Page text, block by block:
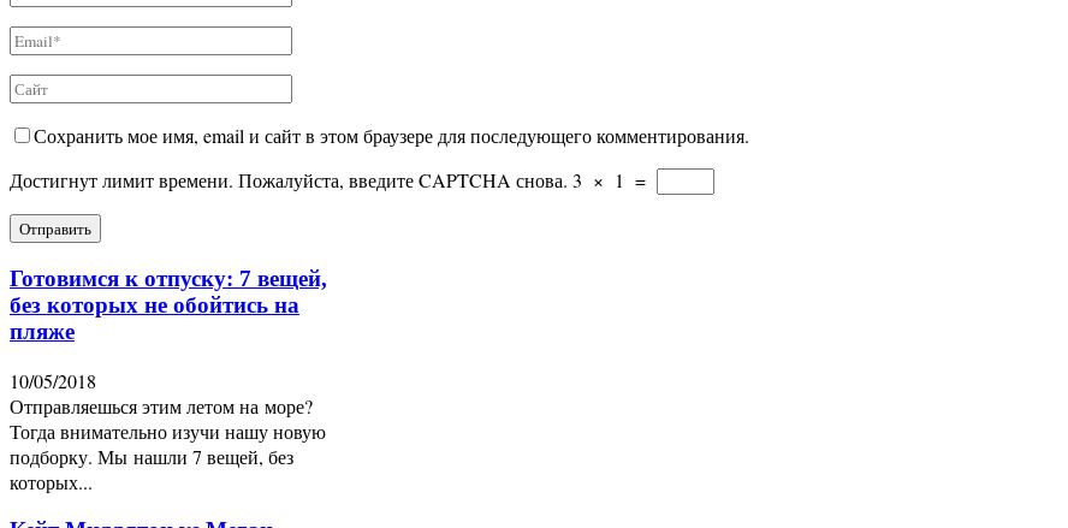
Сохранить мое имя, email и сайт в этом браузере для последующего комментирования.
Достигнут лимит времени. Пожалуйста, введите CAPTCHA снова. 3 × 1 =
Готовимся к отпуску: 7 вещей,
без которых не обойтись на
пляже
10/05/2018
Отправляешься этим летом на море?
Тогда внимательно изучи нашу новую
подборку. Мы нашли 7 вещей, без
которых...